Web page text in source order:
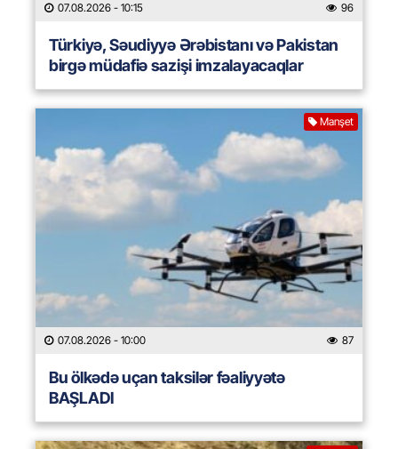
07.08.2026 - 10:15 96
Türkiyə, Səudiyyə Ərəbistanı və Pakistan
birgə müdafiə sazişi imzalayacaqlar
Manşet
07.08.2026 - 10:00 87
Bu ölkədə uçan taksilər fəaliyyətə
BAŞLADI